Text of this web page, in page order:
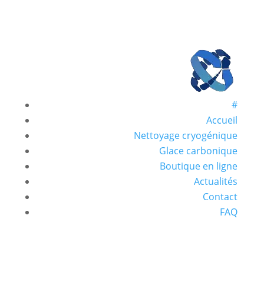
#
Accueil
Nettoyage cryogénique
Glace carbonique
Boutique en ligne
Actualités
Contact
FAQ